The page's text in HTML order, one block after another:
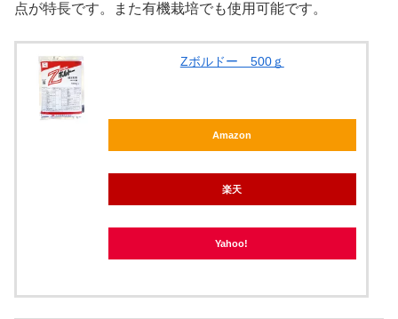
点が特長です。また有機栽培でも使用可能です。
Zボルドー 500ｇ
Amazon
楽天
Yahoo!